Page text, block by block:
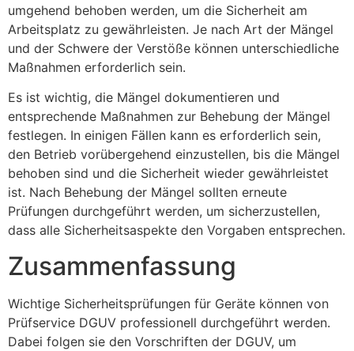
umgehend behoben werden, um die Sicherheit am
Arbeitsplatz zu gewährleisten. Je nach Art der Mängel
und der Schwere der Verstöße können unterschiedliche
Maßnahmen erforderlich sein.
Es ist wichtig, die Mängel dokumentieren und
entsprechende Maßnahmen zur Behebung der Mängel
festlegen. In einigen Fällen kann es erforderlich sein,
den Betrieb vorübergehend einzustellen, bis die Mängel
behoben sind und die Sicherheit wieder gewährleistet
ist. Nach Behebung der Mängel sollten erneute
Prüfungen durchgeführt werden, um sicherzustellen,
dass alle Sicherheitsaspekte den Vorgaben entsprechen.
Zusammenfassung
Wichtige Sicherheitsprüfungen für Geräte können von
Prüfservice DGUV professionell durchgeführt werden.
Dabei folgen sie den Vorschriften der DGUV, um